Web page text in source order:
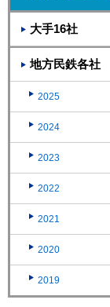
大手16社
地方民鉄各社
2025
2024
2023
2022
2021
2020
2019